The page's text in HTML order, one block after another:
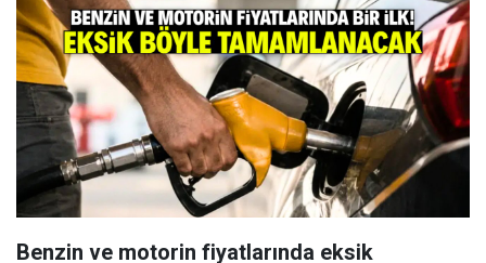
Benzin ve motorin fiyatlarında eksik